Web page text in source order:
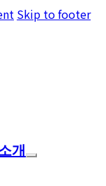
Skip to footer
개